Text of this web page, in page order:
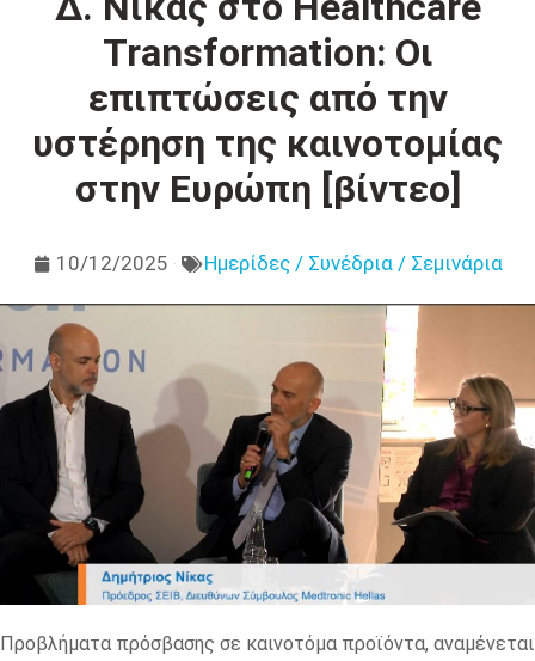
Transformation: Οι
επιπτώσεις από την
υστέρηση της καινοτομίας
στην Ευρώπη [βίντεο]
10/12/2025 Ημερίδες / Συνέδρια / Σεμινάρια
Προβλήματα πρόσβασης σε καινοτόμα προϊόντα, αναμένεται